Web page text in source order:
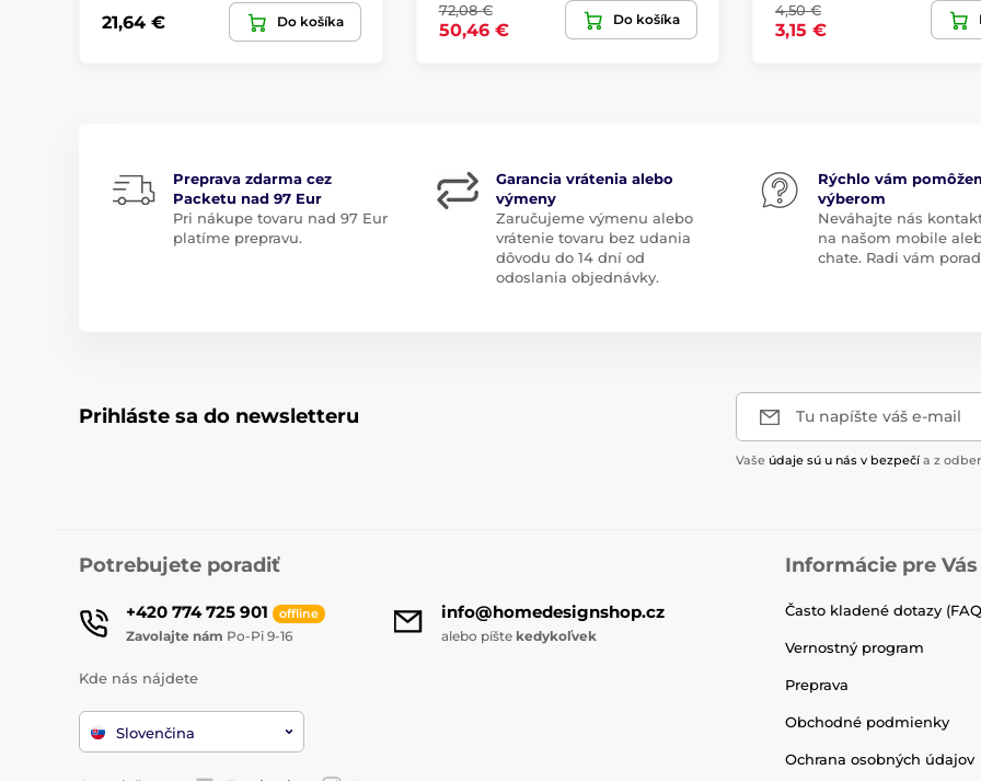
21,64 € Do košíka
72,08 €
50,46 €
Do košíka
4,50 €
3,15 €
Preprava zdarma cez
Packetu nad 97 Eur
Pri nákupe tovaru nad 97 Eur
platíme prepravu.
Garancia vrátenia alebo
výmeny
Zaručujeme výmenu alebo
vrátenie tovaru bez udania
dôvodu do 14 dní od
odoslania objednávky.
Rýchlo vám
výberom
Neváhajte nás
na našom mobile
chate. Radi vám
Prihláste sa do newsletteru Tu napíšte váš e-mail
Vaše údaje sú u nás v bezpečí a z
Potrebujete poradiť
+420 774 725 901 offline
Zavolajte nám Po-Pi 9-16
info@homedesignshop.cz
alebo píšte kedykoľvek
Kde nás nájdete
Slovenčina
Informácie pre Vás
Často kladené dotazy
Vernostný program
Preprava
Obchodné podmienky
Ochrana osobných údajov